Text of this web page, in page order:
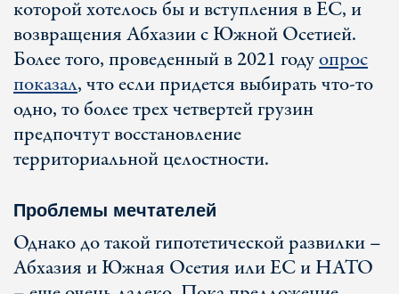
которой хотелось бы и вступления в ЕС, и
возвращения Абхазии с Южной Осетией.
Более того, проведенный в 2021 годуопрос
показал, что если придется выбирать что-то
одно, то более трех четвертей грузин
предпочтут восстановление
территориальной целостности.
Проблемы мечтателей
Однако до такой гипотетической развилки –
Абхазия и Южная Осетия или ЕС и НАТО